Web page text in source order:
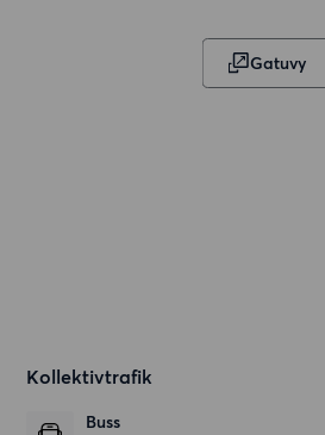
Gatuvy
Kollektivtrafik
Buss